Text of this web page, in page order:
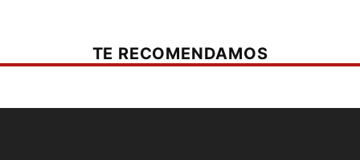
TE RECOMENDAMOS